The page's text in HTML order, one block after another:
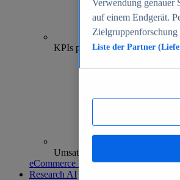
KPIs pro Shop
Umsatzanalysen und -prognosen
eCommerce Insights entdecken
Research AI
Verwendung genauer
auf einem Endgerät.
Liste der Partner